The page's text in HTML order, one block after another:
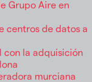
Grupo Aire en
centros de datos a
con la adquisición
murciana